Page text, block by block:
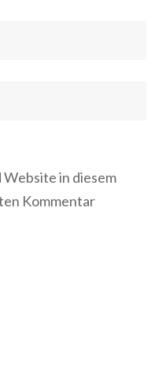
Website in diesem
Kommentar